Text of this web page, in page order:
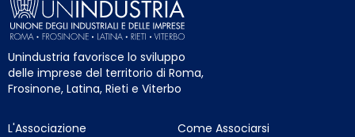
Unindustria favorisce lo sviluppo
delle imprese del territorio di Roma,
Frosinone, Latina, Rieti e Viterbo
L'Associazione
Come Associarsi